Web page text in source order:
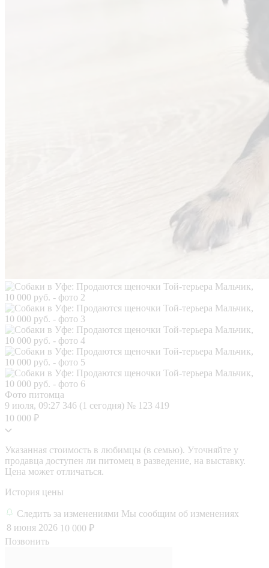
Фото питомца
9 июля, 09:27 346 (1 сегодня) № 123 419
10 000 ₽
Указанная стоимость в любимцы (в семью). Уточняйте у
продавца доступен ли питомец в разведение, на выставку.
Цена может отличаться.
История цены
Следить за изменениями Мы сообщим об изменениях
8 июня 2026 10 000 ₽
Позвонить